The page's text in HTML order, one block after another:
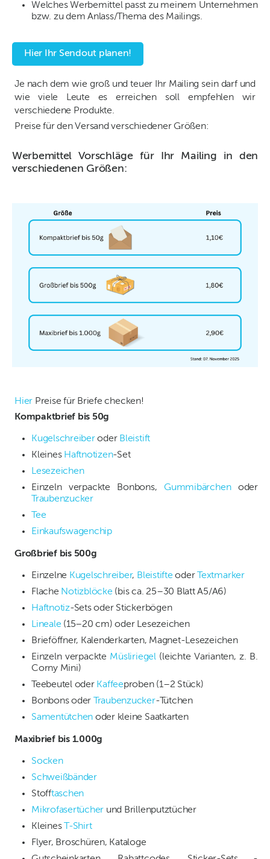
Welches Werbemittel passt zu meinem Unternehmen
bzw. zu dem Anlass/Thema des Mailings.
Hier Ihr Sendout planen!
Je nach dem wie groß und teuer Ihr Mailing sein darf und
wie viele Leute es erreichen soll empfehlen wir
verschiedene Produkte.
Preise für den Versand verschiedener Größen:
Werbemittel Vorschläge für Ihr Mailing in den
verschiedenen Größen:
Hier Preise für Briefe checken!
Kompaktbrief bis 50g
Kugelschreiberoder Bleistift
Kleines Haftnotizen-Set
Lesezeichen
Einzeln verpackte Bonbons,Gummibärchenoder
Traubenzucker
Tee
Einkaufswagenchip
Großbrief bis 500g
Einzelne Kugelschreiber, Bleistifte oder
Textmarker
Flache Notizblöcke (bis ca. 25–30 Blatt A5/A6)
Haftnotiz-Sets oder Stickerbögen
Lineale (15–20 cm) oder Lesezeichen
Brieföffner, Kalenderkarten, Magnet-Lesezeichen
Einzeln verpackte Müsliriegel(leichte Varianten, z. B.
Corny Mini)
Teebeutel oder Kaffeeproben (1–2 Stück)
Bonbons oder
Traubenzucker-Tütchen
Samentütchen oder kleine Saatkarten
Maxibrief bis 1.000g
Socken
Schweißbänder
Stofftaschen
Mikrofasertücher und Brillenputztücher
Kleines
T-Shirt
Flyer, Broschüren, Kataloge